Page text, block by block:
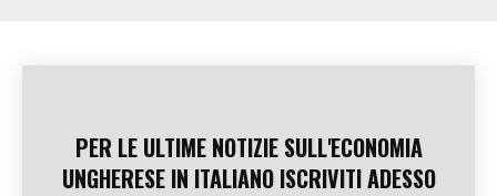
PER LE ULTIME NOTIZIE SULL'ECONOMIA
UNGHERESE IN ITALIANO ISCRIVITI ADESSO